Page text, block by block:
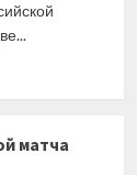
матча